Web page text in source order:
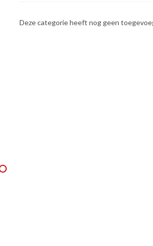
Deze categorie heeft nog geen